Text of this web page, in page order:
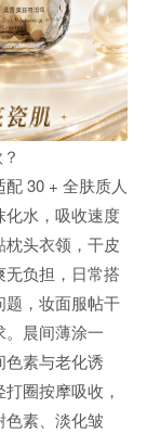
30 + 全肤质人
化水，吸收速度
头衣领，干皮
负担，日常搭
题，妆面服帖干
晨间薄涂一
色素与老化诱
圈按摩吸收，
素、淡化皱